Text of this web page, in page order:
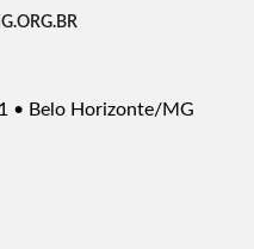
• Belo Horizonte/MG